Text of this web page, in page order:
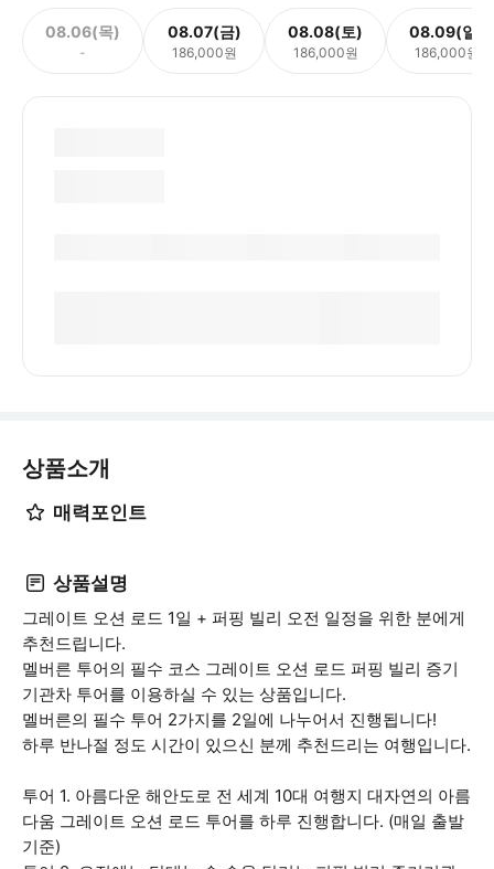
08.06(목)
-
08.07(금)
186,000원
08.08(토)
186,000원
08.09(일)
186,000원
상품소개
매력포인트
상품설명
그레이트 오션 로드 1일 + 퍼핑 빌리 오전 일정을 위한 분에게
추천드립니다.
멜버른 투어의 필수 코스 그레이트 오션 로드 퍼핑 빌리 증기
기관차 투어를 이용하실 수 있는 상품입니다.
멜버른의 필수 투어 2가지를 2일에 나누어서 진행됩니다!
하루 반나절 정도 시간이 있으신 분께 추천드리는 여행입니다.
투어 1. 아름다운 해안도로 전 세계 10대 여행지 대자연의 아름
다움 그레이트 오션 로드 투어를 하루 진행합니다. (매일 출발
기준)